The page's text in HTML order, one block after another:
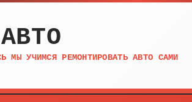
МЫ УЧИМСЯ РЕМОНТИРОВАТЬ АВТО САМИ